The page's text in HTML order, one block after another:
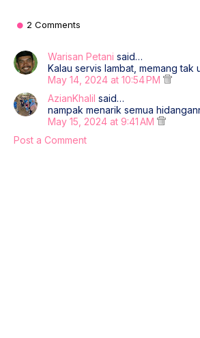
2 Comments
Warisan Petani said…
Kalau servis lambat, memang tak
May 14, 2024 at 10:54 PM
AzianKhalil said…
nampak menarik semua
May 15, 2024 at 9:41 AM
Post a Comment